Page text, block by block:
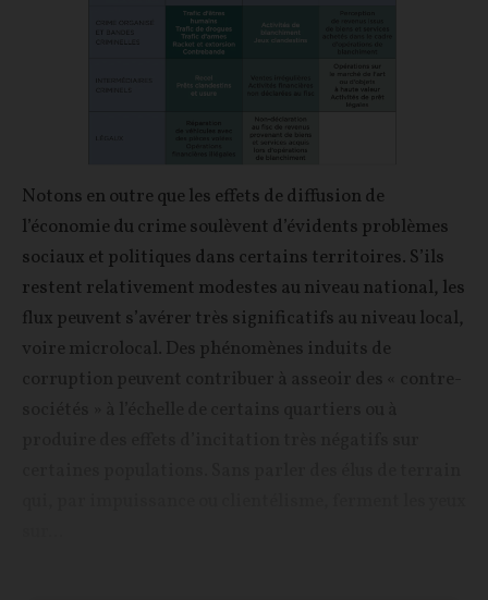
Notons en outre que les effets de diffusion de
l’économie du crime soulèvent d’évidents problèmes
sociaux et politiques dans certains territoires. S’ils
restent relativement modestes au niveau national, les
flux peuvent s’avérer très significatifs au niveau local,
voire microlocal. Des phénomènes induits de